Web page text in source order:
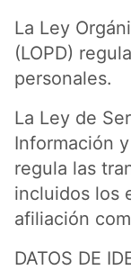
La Ley
(LOPD)
personales.
La Ley de
Información
regula las
incluidos los
afiliación
DATOS DE